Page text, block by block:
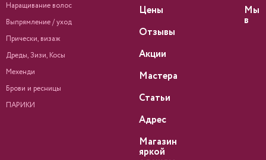
Наращивание волос
Выпрямление / уход
Прически, визаж
Дреды, Зизи, Косы
Мехенди
Брови и ресницы
ПАРИКИ
Цены
Отзывы
Акции
Мастера
Статьи
Адрес
Магазин
яркой
Мы
в